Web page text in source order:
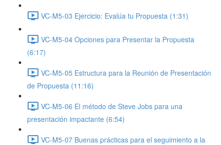
VC-M5-03 Ejercicio: Evalúa tu Propuesta (1:31)
VC-M5-04 Opciones para Presentar la Propuesta
(6:17)
VC-M5-05 Estructura para la Reunión de Presentación
de Propuesta (11:16)
VC-M5-06 El método de Steve Jobs para una
presentación impactante (6:54)
VC-M5-07 Buenas prácticas para el seguimiento a la